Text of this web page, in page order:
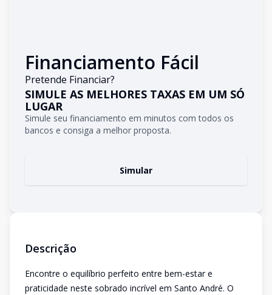
Financiamento Fácil
Pretende Financiar?
SIMULE AS MELHORES TAXAS EM UM SÓ
LUGAR
Simule seu financiamento em minutos com todos os
bancos e consiga a melhor proposta.
Simular
Descrição
Encontre o equilíbrio perfeito entre bem-estar e
praticidade neste sobrado incrível em Santo André. O